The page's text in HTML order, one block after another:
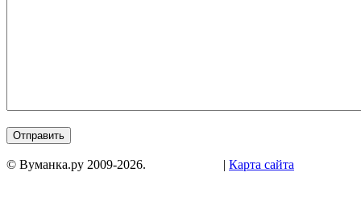
© Вуманка.ру 2009-2026. | Карта сайта